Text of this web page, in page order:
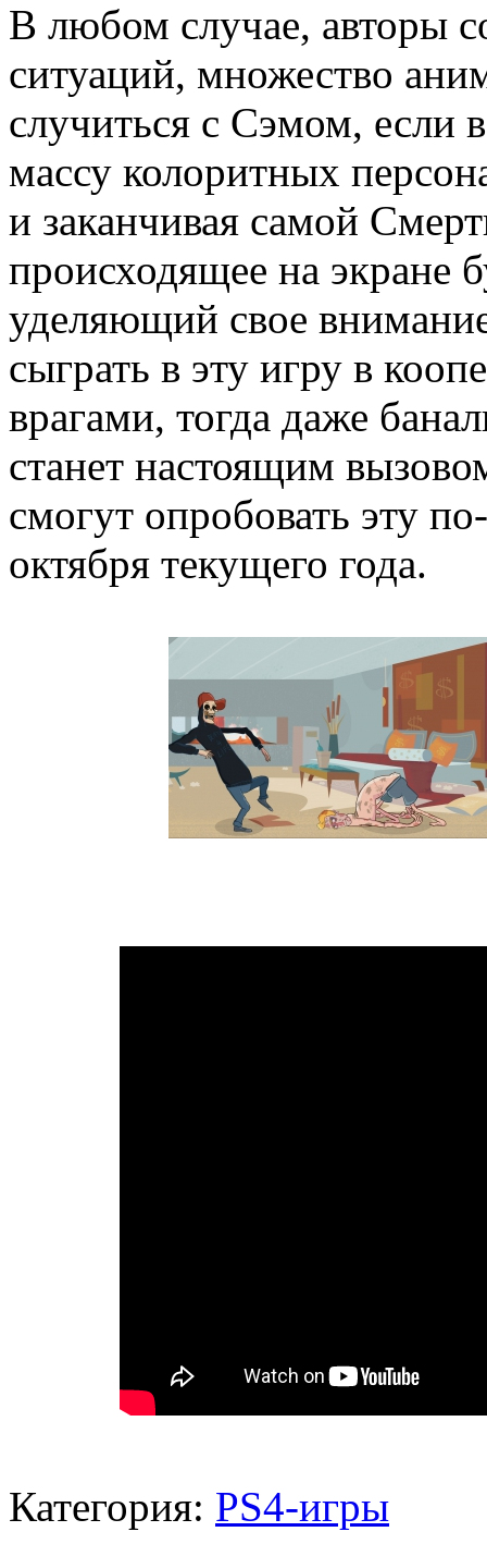
В любом случае, авторы
ситуаций, множество
случиться с Сэмом, если
массу колоритных
и заканчивая самой
происходящее на экране
уделяющий свое
сыграть в эту игру в
врагами, тогда даже
станет настоящим
смогут опробовать эту
октября текущего года.
Категория: PS4-игры